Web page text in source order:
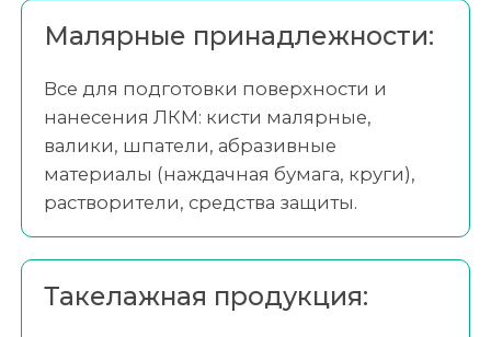
Малярные принадлежности:
Все для подготовки поверхности и
нанесения ЛКМ: кисти малярные,
валики, шпатели, абразивные
материалы (наждачная бумага, круги),
растворители, средства защиты.
Такелажная продукция: